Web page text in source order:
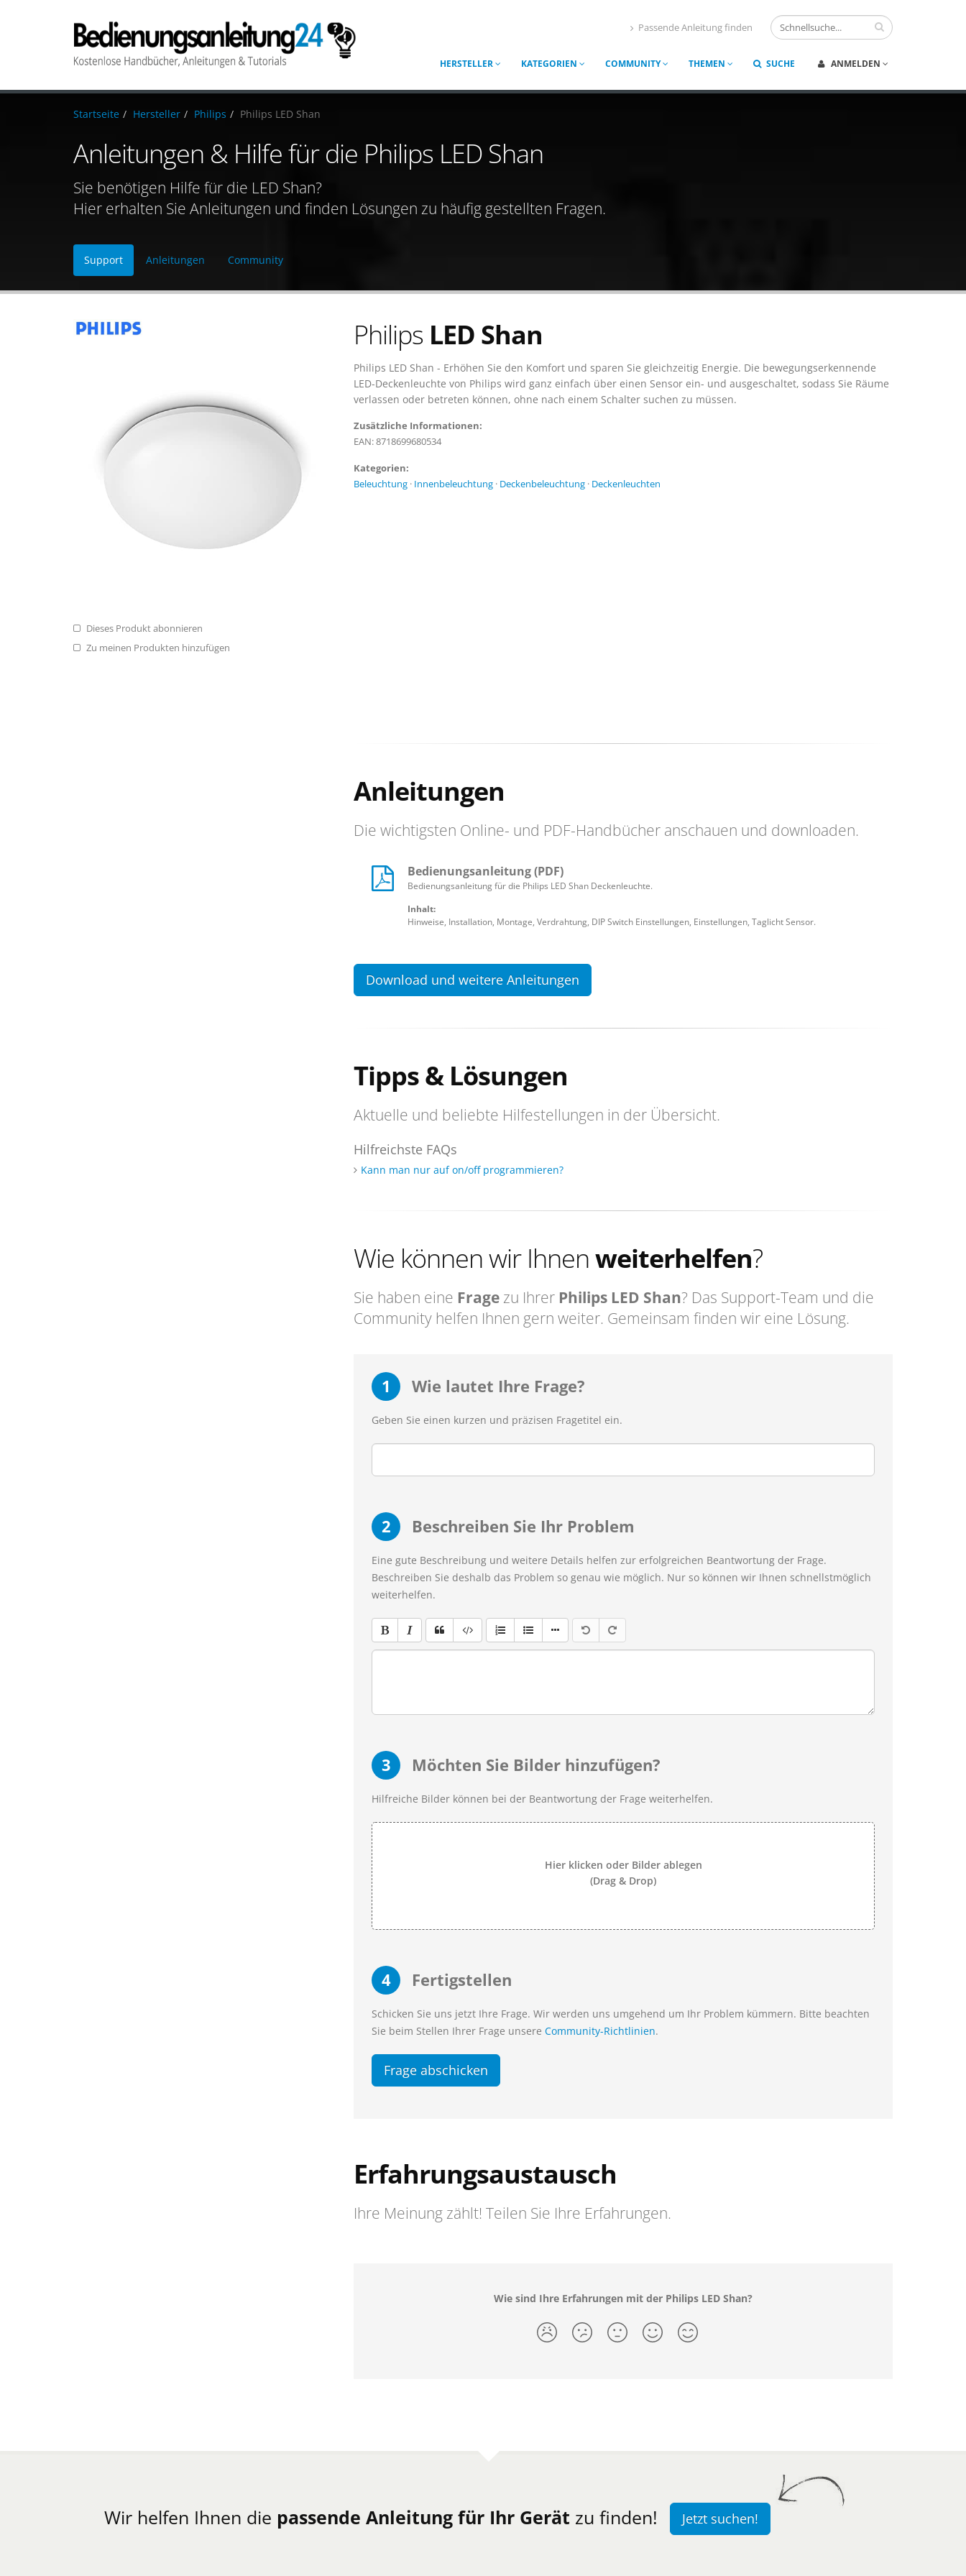
Passende Anleitung finden
HERSTELLER KATEGORIEN COMMUNITY THEMEN SUCHE ANMELDEN
Startseite Hersteller Philips Philips LED Shan
Anleitungen & Hilfe für die Philips LED Shan
Sie benötigen Hilfe für die LED Shan?
Hier erhalten Sie Anleitungen und finden Lösungen zu häufig gestellten Fragen.
Support Anleitungen Community
Dieses Produkt abonnieren
Zu meinen Produkten hinzufügen
Philips LED Shan
Philips LED Shan - Erhöhen Sie den Komfort und sparen Sie gleichzeitig Energie. Die bewegungserkennende
LED-Deckenleuchte von Philips wird ganz einfach über einen Sensor ein- und ausgeschaltet, sodass Sie Räume
verlassen oder betreten können, ohne nach einem Schalter suchen zu müssen.
Zusätzliche Informationen:
EAN: 8718699680534
Kategorien:
Beleuchtung · Innenbeleuchtung · Deckenbeleuchtung · Deckenleuchten
Anleitungen
Die wichtigsten Online- und PDF-Handbücher anschauen und downloaden.
Bedienungsanleitung (PDF)
Bedienungsanleitung für die Philips LED Shan Deckenleuchte.
Inhalt:
Hinweise, Installation, Montage, Verdrahtung, DIP Switch Einstellungen, Einstellungen, Taglicht Sensor.
Download und weitere Anleitungen
Tipps & Lösungen
Aktuelle und beliebte Hilfestellungen in der Übersicht.
Hilfreichste FAQs
Kann man nur auf on/off programmieren?
Wie können wir Ihnenweiterhelfen?
Sie haben eine Frage zu Ihrer Philips LED Shan? Das Support-Team und die
Community helfen Ihnen gern weiter. Gemeinsam finden wir eine Lösung.
1 Wie lautet Ihre Frage?
Geben Sie einen kurzen und präzisen Fragetitel ein.
2 Beschreiben Sie Ihr Problem
Eine gute Beschreibung und weitere Details helfen zur erfolgreichen Beantwortung der Frage.
Beschreiben Sie deshalb das Problem so genau wie möglich. Nur so können wir Ihnen schnellstmöglich
weiterhelfen.
3 Möchten Sie Bilder hinzufügen?
Hilfreiche Bilder können bei der Beantwortung der Frage weiterhelfen.
Hier klicken oder Bilder ablegen
(Drag & Drop)
4 Fertigstellen
Schicken Sie uns jetzt Ihre Frage. Wir werden uns umgehend um Ihr Problem kümmern. Bitte beachten
Sie beim Stellen Ihrer Frage unsere Community-Richtlinien.
Frage abschicken
Erfahrungsaustausch
Ihre Meinung zählt! Teilen Sie Ihre Erfahrungen.
Wie sind Ihre Erfahrungen mit der Philips LED Shan?
Wir helfen Ihnen die passende Anleitung für Ihr Gerät zu finden! Jetzt suchen!